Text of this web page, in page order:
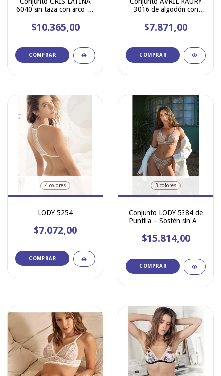
6040 sin taza con arco de
rayas y cola less.
$10.365,00
COMPRAR
3016 de algodón con
corpiño top y cola less
$7.871,00
COMPRAR
4 colores
LODY 5254
$7.072,00
COMPRAR
3 colores
Conjunto LODY 5384 de
Puntilla – Sostén sin Aro
Less
$15.814,00
COMPRAR